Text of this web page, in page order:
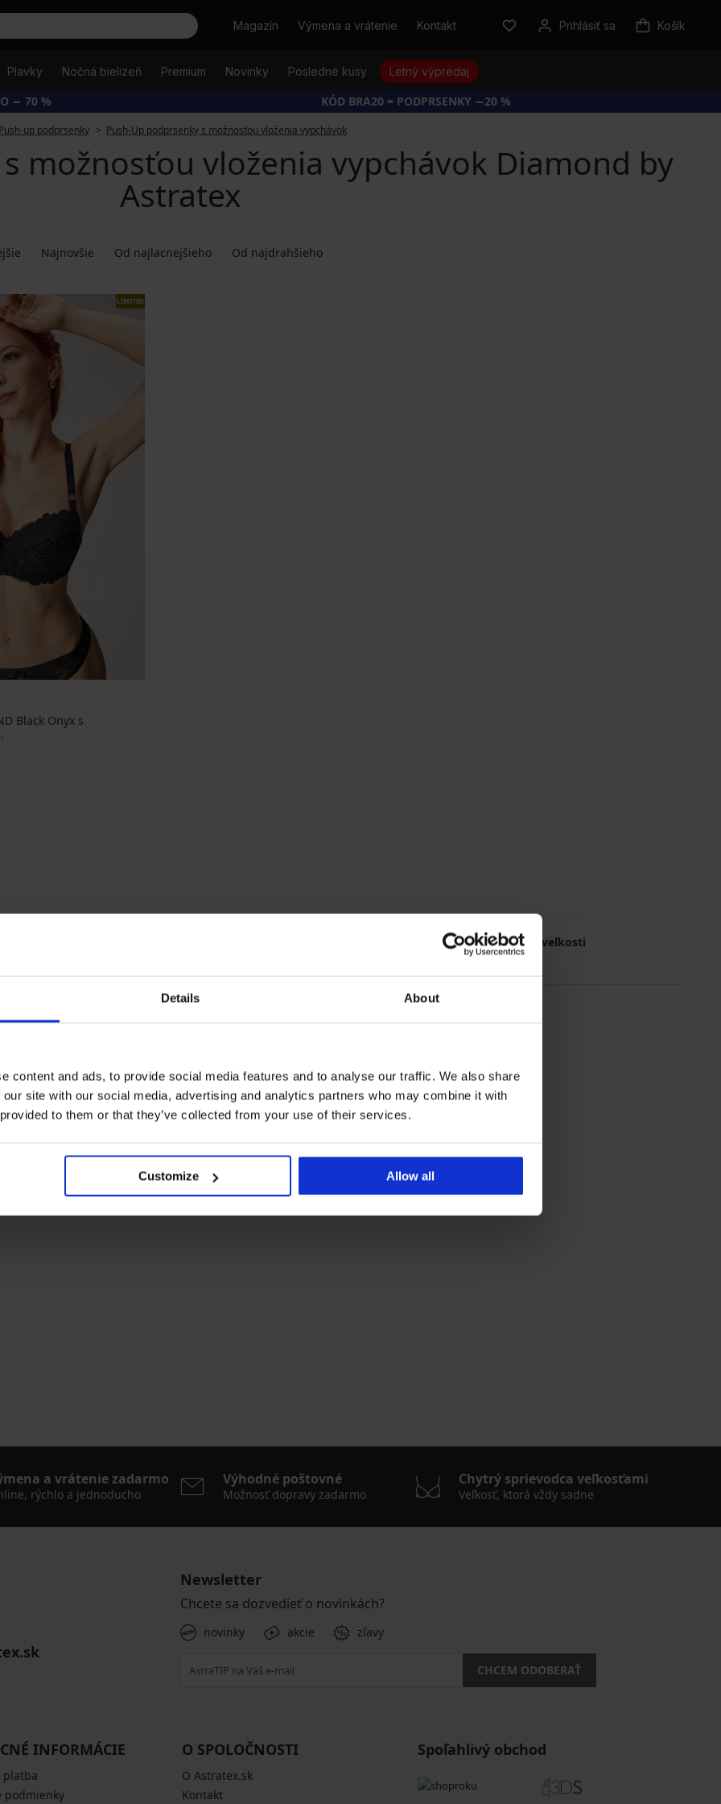
Details About
content and ads, to provide social media features and to analyse our traffic. We also share
site with our social media, advertising and analytics partners who may combine it with
to them or that they’ve collected from your use of their services.
Customize Allow all
HľadaťMagazín Výmena a vrátenie Kontakt Prihlásiť sa Košík
Plavky Nočná bielizeň Premium Novinky Posledné kusy Letný výpredaj
− 70 % KÓD BRA20 = PODPRSENKY −20 %
Push-up podprsenky Push-Up podprsenky s možnosťou vloženia vypchávok
možnosťou vloženia vypchávok Diamond by
Astratex
Najnovšie Od najlacnejšieho Od najdrahšieho
LIMITED
Black Onyx s
Najčastejsie vyberané veľkosti
75/B 85/C
a vrátenie zadarmo
rýchlo a jednoducho
Výhodné poštovné
Možnosť dopravy zadarmo
Chytrý sprievodca veľkosťami
Veľkosť, ktorá vždy sadne
Newsletter
Chcete sa dozvedieť o novinkách?
novinky akcie zľavy
CHCEM ODOBERAŤ
INFORMÁCIE
platba
podmienky
O SPOLOČNOSTI
O Astratex.sk
Kontakt
Spoľahlivý obchod